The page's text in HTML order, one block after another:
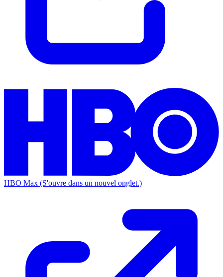
HBO Max (S'ouvre dans un nouvel onglet.)